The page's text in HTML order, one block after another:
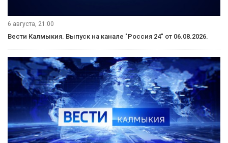
6 августа, 21:00
Вести Калмыкия. Выпуск на канале "Россия 24" от 06.08.2026.